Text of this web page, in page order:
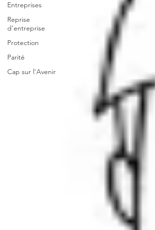
Entreprises
Reprise
d'entreprise
Protection
Parité
Cap sur l'Avenir